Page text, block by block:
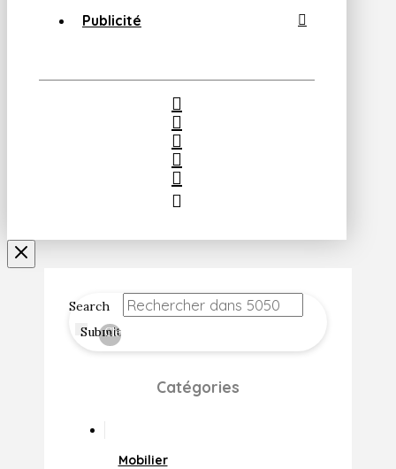
Publicité
Search
Submit
Clear
Catégories
Mobilier